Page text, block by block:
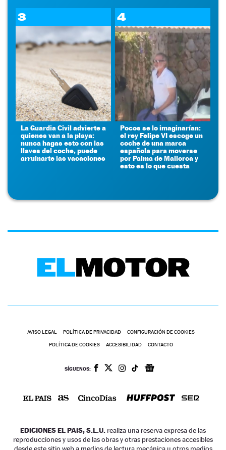
3
La Guardia Civil advierte a
quienes van a la playa:
nunca hagas esto con las
llaves del coche, puede
arruinarte las vacaciones
4
Pocos se lo imaginarían:
el rey Felipe VI escoge un
coche de una marca
española para moverse
por Palma de Mallorca y
esto es lo que cuesta
AVISO LEGAL POLÍTICA DE PRIVACIDAD CONFIGURACIÓN DE COOKIES
POLÍTICA DE COOKIES ACCESIBILIDAD CONTACTO
SÍGUENOS:
EDICIONES EL PAIS, S.L.U. realiza una reserva expresa de las
reproducciones y usos de las obras y otras prestaciones accesibles